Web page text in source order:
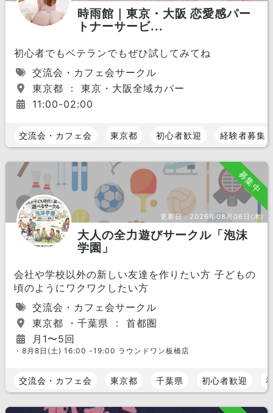
時雨館｜東京・大阪 恋愛感パー
トナーサービ...
初心者でもベテランでもぜひ試してみてね
交流会・カフェ会サークル
東京都 ： 東京・大阪全域カバー
11:00-02:00
交流会・カフェ会 東京都 初心者歓迎 経験者募集
募集中
更新日：2026年08月06日(木)
大人の全力遊びサークル「泡沫
学園」
会社や学校以外の新しい友達を作りたい方 子どもの
頃のようにワクワクしたい方
交流会・カフェ会サークル
東京都 ・千葉県 ： 首都圏
月1〜5回
・8月8日(土) 16:00 -19:00 ラウンドワン板橋店
交流会・カフェ会 東京都 千葉県 初心者歓迎